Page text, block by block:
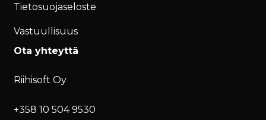
Tietosuojaseloste
Vastuullisuus
Ota yhteyttä
Riihisoft Oy
+358 10 504 9530